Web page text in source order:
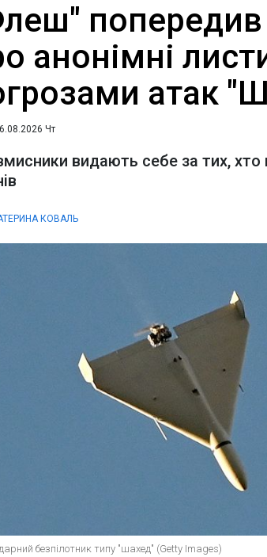
попередив
анонімні
атак
Чт
видають себе за тих, хто
КОВАЛЬ
безпілотник типу "шахед" (Getty Images)